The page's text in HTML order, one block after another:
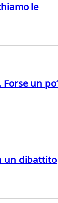
le
un po’
un dibattito